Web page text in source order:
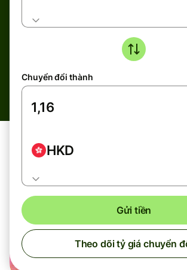
Chuyển đổi thành
HKD
Gửi tiền
Theo dõi tỷ giá chuyển